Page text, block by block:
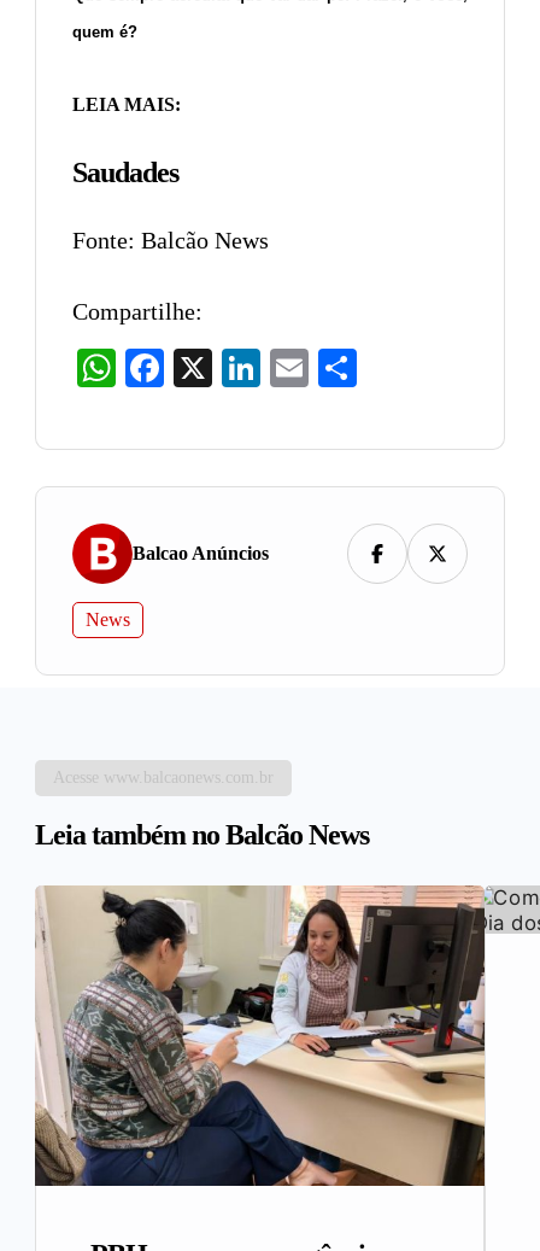
quem é?
LEIA MAIS:
Saudades
Fonte: Balcão News
Compartilhe:
WhatsAppFacebook LinkedIn
Email
Balcao Anúncios
News
Acesse www.balcaonews.com.br
Leia também no Balcão News